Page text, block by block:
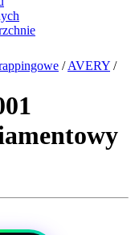
/ AVERY /